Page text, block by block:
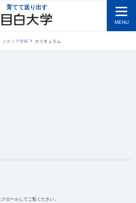
育てて送り出す
MENU
メディア学科 カリキュラム
ロールしてご覧ください。